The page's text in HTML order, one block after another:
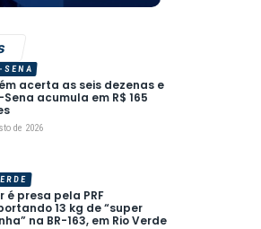
acerta as seis dezenas e
acumula em R$ 165
de 2026
SENA
é presa pela PRF
13 kg de “super
na BR-163, em Rio Verde